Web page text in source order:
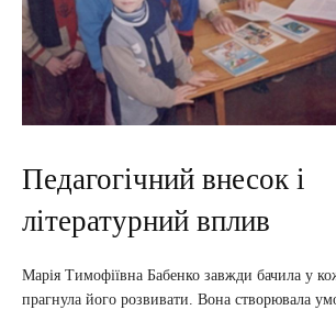
Педагогічний внесок і
літературний вплив
Марія Тимофіївна Бабенко завжди бачила у
прагнула його розвивати. Вона створювала